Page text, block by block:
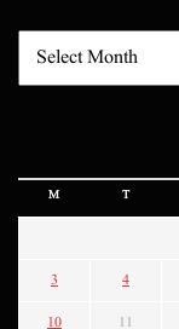
M T
3 4
10 11